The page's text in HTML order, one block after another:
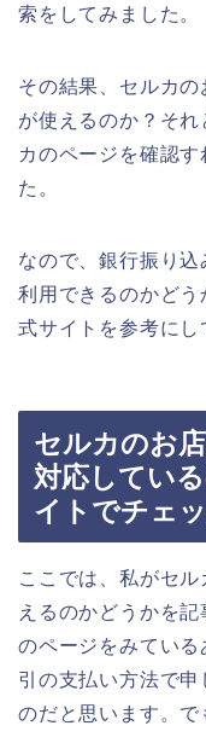
索をしてみました。
その結果、セルカ
が使えるのか？そ
カのページを確認
た。
なので、銀行振り
利用できるのかど
式サイトを参考にし
セルカのお
対応してい
イトでチェ
ここでは、私がセ
えるのかどうかを
のページをみてい
引の支払い方法で
のだと思います。で